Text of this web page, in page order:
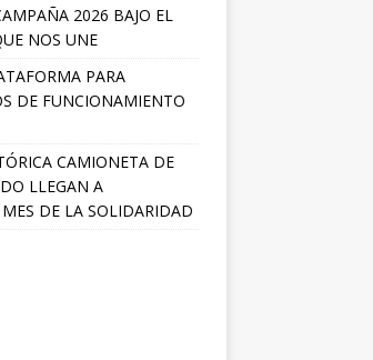
2026 BAJO EL
NOS UNE
PARA
DE FUNCIONAMIENTO
CAMIONETA DE
LLEGAN A
DE LA SOLIDARIDAD